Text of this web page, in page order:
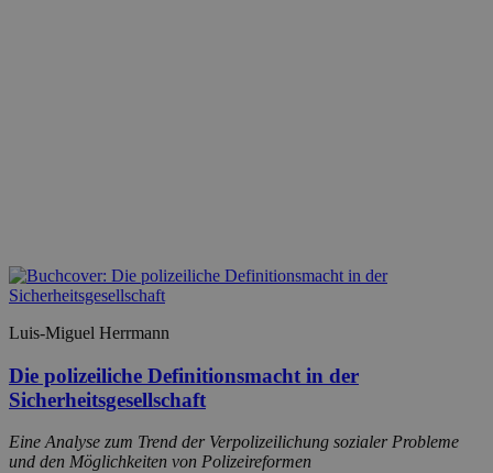
Luis-Miguel Herrmann
Die polizeiliche Definitionsmacht in der
Sicherheitsgesellschaft
Eine Analyse zum Trend der Verpolizeilichung sozialer Probleme
und den Möglichkeiten von Polizeireformen